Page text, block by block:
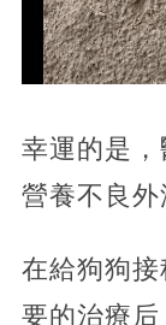
幸運的是
營養不良外
在給狗狗
要的治療